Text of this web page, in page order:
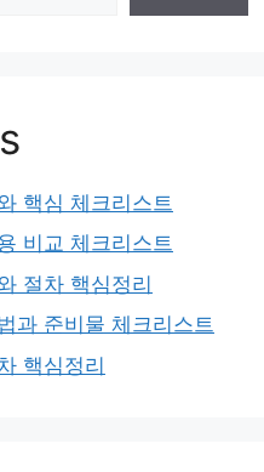
핵심 체크리스트
비교 체크리스트
절차 핵심정리
과 준비물 체크리스트
핵심정리